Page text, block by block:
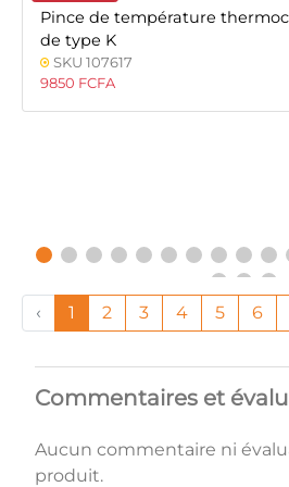
Pince de température
de type K
SKU 107617
9850 FCFA
‹ 1 2 3 4 5 6
Commentaires et
Aucun commentaire ni
produit.